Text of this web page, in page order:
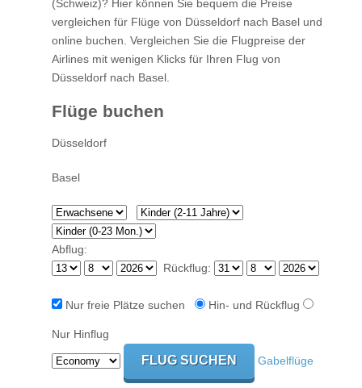
(Schweiz)? Hier können Sie bequem die Preise
vergleichen für Flüge von Düsseldorf nach Basel und
online buchen. Vergleichen Sie die Flugpreise der
Airlines mit wenigen Klicks für Ihren Flug von
Düsseldorf nach Basel.
Flüge buchen
Abflug:
Rückflug:
Nur freie Plätze suchen Hin- und Rückflug
Nur Hinflug
Gabelflüge